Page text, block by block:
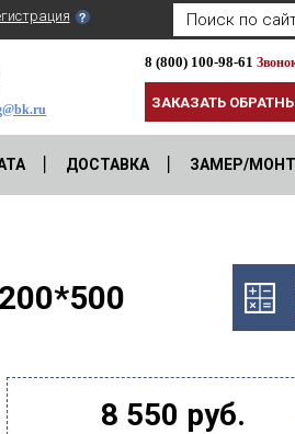
8 (800) 100-98-61
ЗАКАЗАТЬ
ДОСТАВКА ЗАМЕР/
8 550 руб.